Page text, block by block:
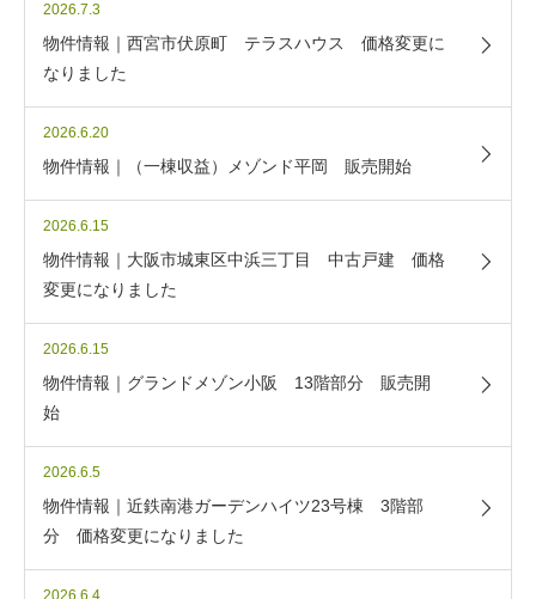
2026.7.3
物件情報｜西宮市伏原町 テラスハウス 価格変更に
なりました
2026.6.20
物件情報｜（一棟収益）メゾンド平岡 販売開始
2026.6.15
物件情報｜大阪市城東区中浜三丁目 中古戸建 価格
変更になりました
2026.6.15
物件情報｜グランドメゾン小阪 13階部分 販売開
始
2026.6.5
物件情報｜近鉄南港ガーデンハイツ23号棟 3階部
分 価格変更になりました
2026.6.4